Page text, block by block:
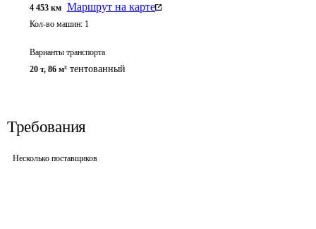
4 453 км Маршрут на карте
Кол-во машин: 1
Варианты транспорта
20 т, 86 м³ тентованный
Требования
Несколько поставщиков